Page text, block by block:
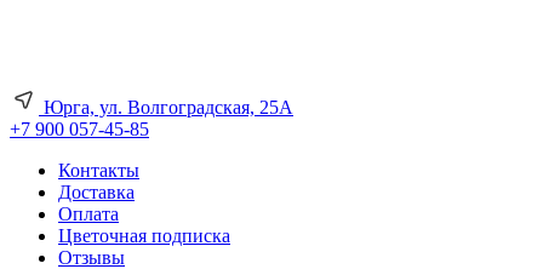
Юрга, ул. Волгоградская, 25А
+7 900 057-45-85
Контакты
Доставка
Оплата
Цветочная подписка
Отзывы